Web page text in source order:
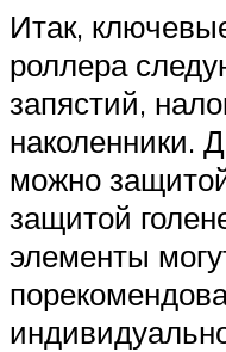
Итак,
роллера
запястий,
наколенники.
можно
защитой
элементы